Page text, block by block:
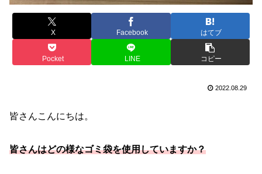
X Facebook はてブ
Pocket LINE コピー
2022.08.29
皆さんこんにちは。
皆さんはどの様なゴミ袋を使用していますか？